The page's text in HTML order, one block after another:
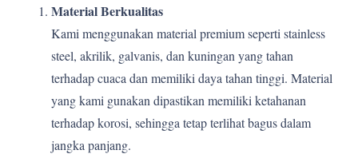
Material Berkualitas
Kami menggunakan material premium seperti stainless
steel, akrilik, galvanis, dan kuningan yang tahan
terhadap cuaca dan memiliki daya tahan tinggi. Material
yang kami gunakan dipastikan memiliki ketahanan
terhadap korosi, sehingga tetap terlihat bagus dalam
jangka panjang.